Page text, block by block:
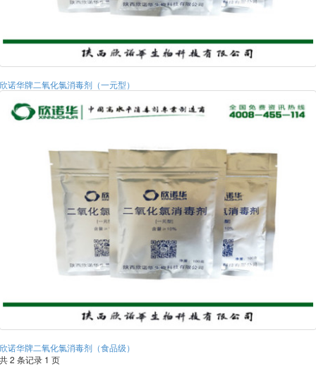
欣诺华牌二氧化氯消毒剂（一元型）
欣诺华牌二氧化氯消毒剂（食品级）
共 2 条记录 1 页